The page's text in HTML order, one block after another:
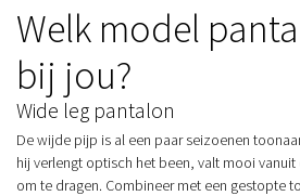
Welk model
bij jou?
Wide leg pantalon
De wijde pijp is al een paar seizoenen
hij verlengt optisch het been, valt mooi
om te dragen. Combineer met een gestopte